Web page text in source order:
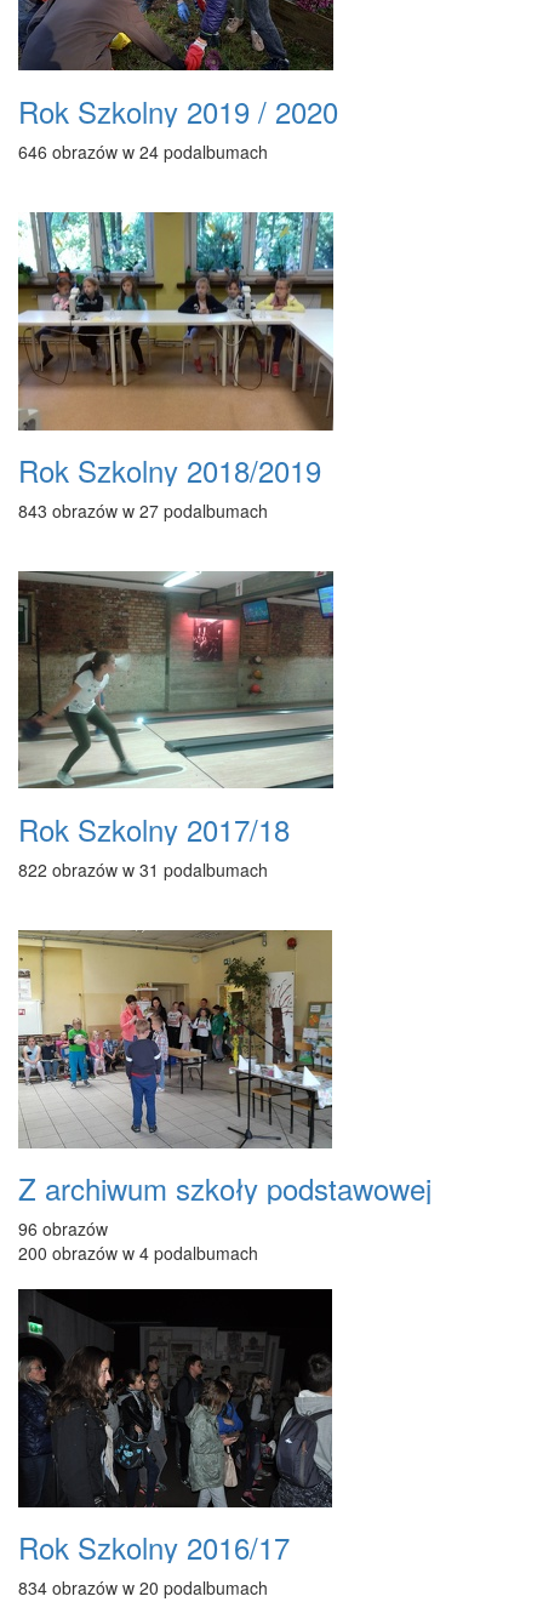
Rok Szkolny 2019 / 2020
646 obrazów w 24 podalbumach
Rok Szkolny 2018/2019
843 obrazów w 27 podalbumach
Rok Szkolny 2017/18
822 obrazów w 31 podalbumach
Z archiwum szkoły podstawowej
96 obrazów
200 obrazów w 4 podalbumach
Rok Szkolny 2016/17
834 obrazów w 20 podalbumach